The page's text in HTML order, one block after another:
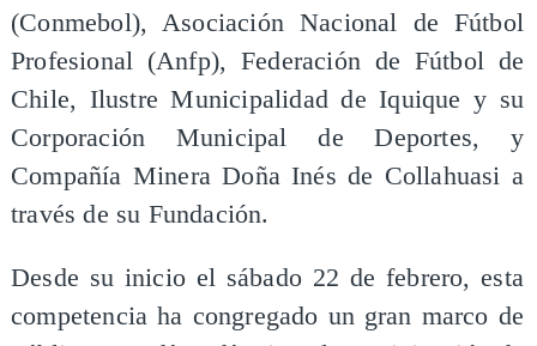
(Conmebol), Asociación Nacional de Fútbol
Profesional (Anfp), Federación de Fútbol de
Chile, Ilustre Municipalidad de Iquique y su
Corporación Municipal de Deportes, y
Compañía Minera Doña Inés de Collahuasi a
través de su Fundación.
Desde su inicio el sábado 22 de febrero, esta
competencia ha congregado un gran marco de